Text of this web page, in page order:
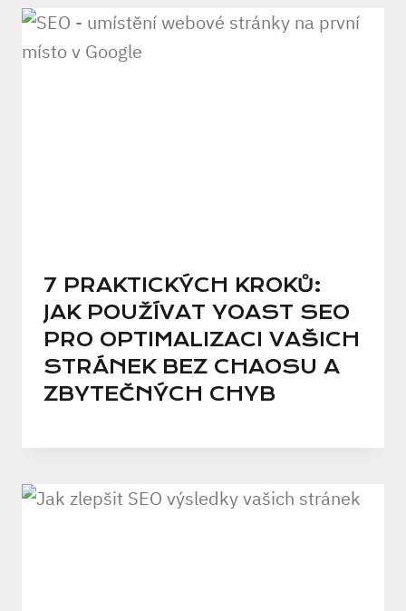
7 PRAKTICKÝCH KROKŮ:
JAK POUŽÍVAT YOAST SEO
PRO OPTIMALIZACI VAŠICH
STRÁNEK BEZ CHAOSU A
ZBYTEČNÝCH CHYB